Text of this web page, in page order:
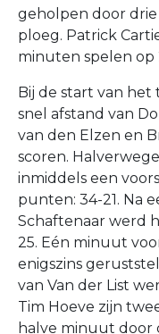
geholpen door drie
ploeg. Patrick
minuten spelen op
Bij de start van
snel afstand van
van den Elzen en
scoren.
inmiddels een
punten: 34-21. Na
Schaftenaar werd
25. Eén minuut
enigszins
van Van der List
Tim Hoeve zijn
halve minuut door